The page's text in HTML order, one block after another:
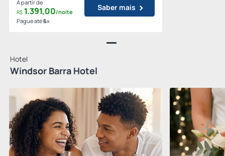
A partir de
R$ 1.391,00/noite
Pague até6x
Saber mais
Hotel
Windsor Barra Hotel